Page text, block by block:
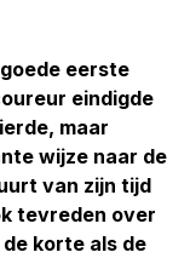
eerste
eindigde
maar
wijze naar de
van zijn tijd
tevreden over
korte als de